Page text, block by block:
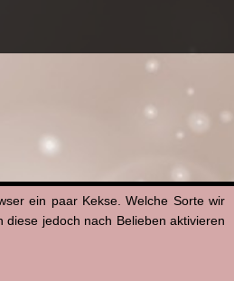
ein paar Kekse. Welche Sorte wir
jedoch nach Belieben aktivieren